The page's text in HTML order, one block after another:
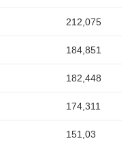
212,075
184,851
182,448
174,311
151,03